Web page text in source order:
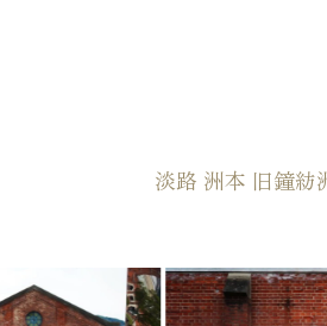
淡路 洲本 旧鐘紡